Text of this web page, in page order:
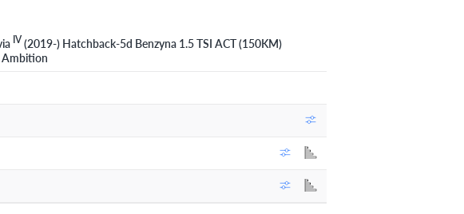
IV(2019-) Hatchback-5d Benzyna 1.5 TSI ACT (150KM)